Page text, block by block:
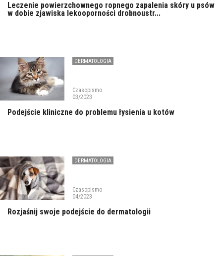
Leczenie powierzchownego ropnego zapalenia skóry u psów
w dobie zjawiska lekooporności drobnoustr...
DERMATOLOGIA
Czasopismo
03/2023
Podejście kliniczne do problemu łysienia u kotów
DERMATOLOGIA
Czasopismo
04/2023
Rozjaśnij swoje podejście do dermatologii